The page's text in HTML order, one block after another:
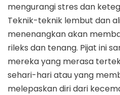
mengurangi stres dan
Teknik-teknik lembut dan
menenangkan akan
rileks dan tenang. Pijat ini
mereka yang merasa
sehari-hari atau yang
melepaskan diri dari